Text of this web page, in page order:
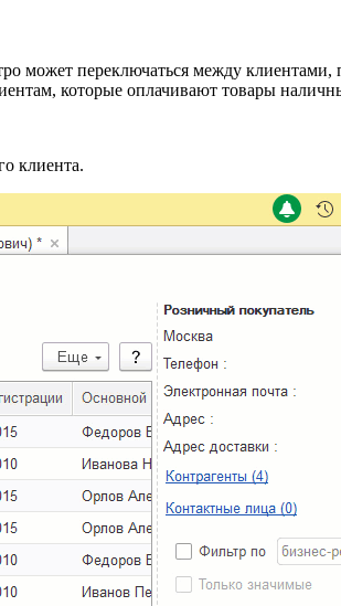
может переключаться между
которые оплачивают товары
клиента.